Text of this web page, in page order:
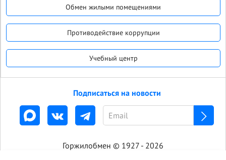
Обмен жилыми помещениями
Противодействие коррупции
Учебный центр
Подписаться на новости
Горжилобмен © 1927 - 2026